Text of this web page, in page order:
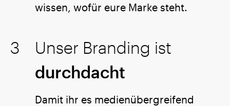
wissen, wofür eure Marke steht.
Unser Branding ist
durchdacht
Damit ihr es medienübergreifend